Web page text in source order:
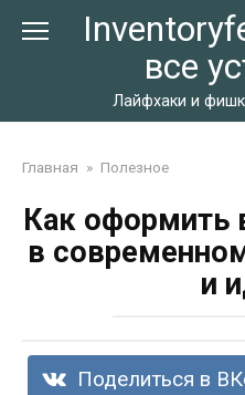
все
Лайфхаки и
Главная » Полезное
Как оформить
в
и
Поделиться в